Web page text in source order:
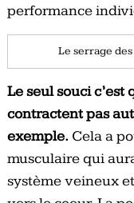
performance
Le serrage
Le seul souci c’est
contractent pas
exemple.Cela a
musculaire qui
système veineux